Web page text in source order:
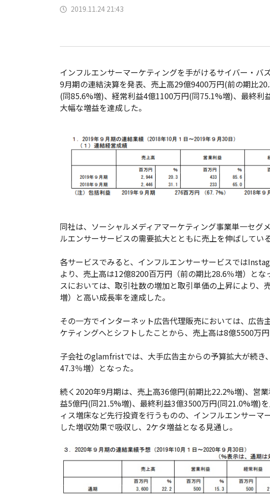
2019.11.24 21:43
インフルエンサーマーケティングを手がけるサイバー・バ
9月期の連結決算を発表、売上高29億9400万円(前の期比
(同85.6%増)、経常利益4億1100万円(同75.1%増)、最終利
大幅な増益を達成した。
同社は、ソーシャルメディアマーケティング事業単一セグ
ルエンサーサービスの需要拡大とともに売上を伸ばしている
各サービスでみると、インフルエンサーサービスでは
より、売上高は12億8200百万円（前の期比28.6％増）と
スにおいては、取引社数の増加と取引単価の上昇により、
増）と高い成長率を達成した。
その一方でインターネット広告代理販売においては、広告
ケティングへとシフトしたことから、売上高は8億5500万
子会社のglamfristでは、大手広告主からの予算拡大が続き
47.3％増）となった。
続く2020年9月期は、売上高36億円(前期比22.2%増)、営
益5億円(同21.5%増)、最終利益3億3500万円(同21.0%増)
ィス増床など先行投資を行うものの、インフルエンサーマ
した増収効果で吸収し、2ケタ増益となる見通し。